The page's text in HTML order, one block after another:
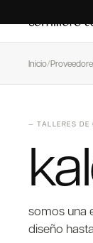
Inicio/
— TALLERES DE
somos una
diseño